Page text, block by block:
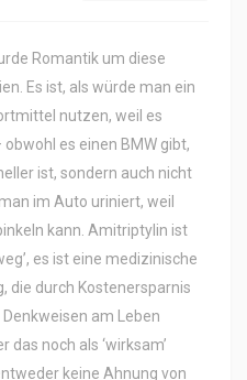
Romantik um diese
Es ist, als würde man ein
nutzen, weil es
obwohl es einen BMW gibt,
ist, sondern auch nicht
im Auto uriniert, weil
kann. Amitriptylin ist
es ist eine medizinische
die durch Kostenersparnis
am Leben
das noch als ‘wirksam’
keine Ahnung von